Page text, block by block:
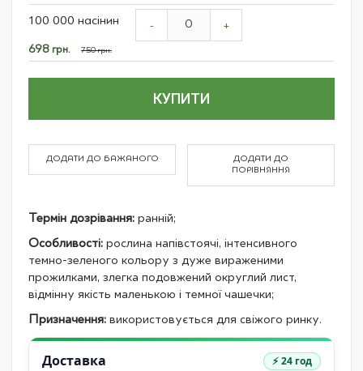
product
100 000 насінин
Спеціальна
ціна
698 грн. 750 грн.
- +
КУПИТИ
ДОДАТИ ДО БАЖАНОГО
ДОДАТИ ДО
ПОРІВНЯННЯ
Термін дозрівання: ранній;
Особливості: рослина напівстоячі, інтенсивного
темно-зеленого кольору з дуже вираженими
прожилками, злегка подовжений округлий лист,
відмінну якість маленькою і темної чашечки;
Призначення: використовується для свіжого ринку.
Доставка ⚡ 24 год